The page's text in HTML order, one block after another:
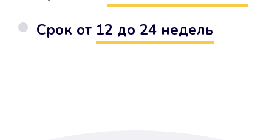
Срок от 12 до 24 недель